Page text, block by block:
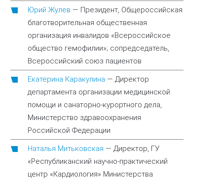
Юрий Жулев — Президент, Общероссийская
благотворительная общественная
организация инвалидов «Всероссийское
общество гемофилии»; сопредседатель,
Всероссийский союз пациентов
Екатерина Каракулина — Директор
департамента организации медицинской
помощи и санаторно-курортного дела,
Министерство здравоохранения
Российской Федерации
Наталья Митьковская — Директор, ГУ
«Республиканский научно-практический
центр «Кардиология» Министерства